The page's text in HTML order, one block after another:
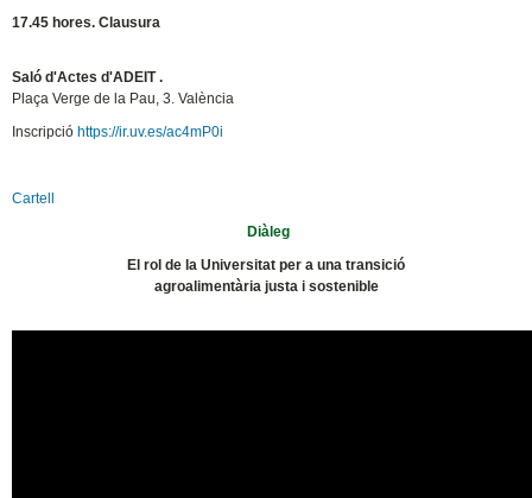
17.45 hores. Clausura
Saló d'Actes d'ADEIT .
Plaça Verge de la Pau, 3. València
Inscripció https://ir.uv.es/ac4mP0i
Cartell
Diàleg
El rol de la Universitat per a una transició
agroalimentària justa i sostenible